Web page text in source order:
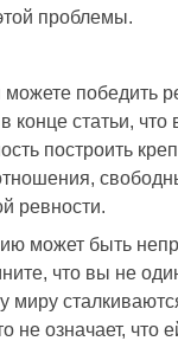
проблемы.
победить
конце статьи,
построить
ревности.
может быть
что вы не
миру
не означает, что